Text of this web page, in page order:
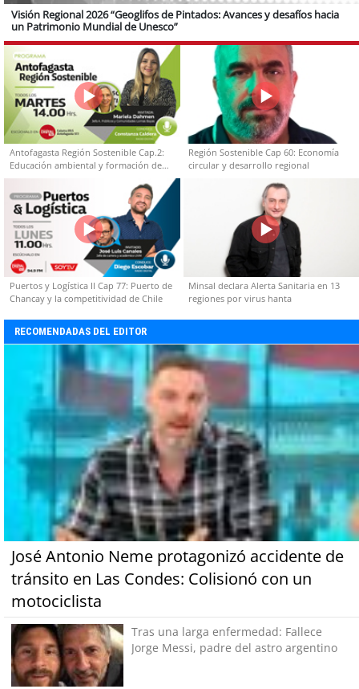
Visión Regional 2026 “Geoglifos de Pintados: Avances y desafíos hacia
un Patrimonio Mundial de Unesco”
Antofagasta Región Sostenible Cap.2:
Educación ambiental y formación de
capacidades técnicas
Región Sostenible Cap 60: Economía
circular y desarrollo regional
Puertos y Logística II Cap 77: Puerto de
Chancay y la competitividad de Chile
Minsal declara Alerta Sanitaria en 13
regiones por virus hanta
RECOMENDADAS DEL EDITOR
José Antonio Neme protagonizó accidente de
tránsito en Las Condes: Colisionó con un
motociclista
Tras una larga enfermedad: Fallece
Jorge Messi, padre del astro argentino